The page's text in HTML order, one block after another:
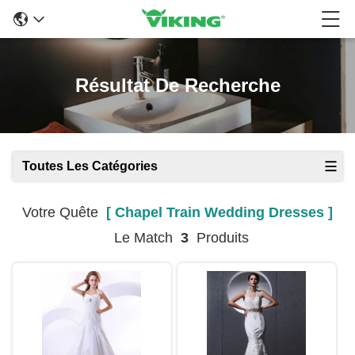
Résultat De Recherche
Toutes Les Catégories
Votre Quête [ Chapel Train Wedding Dresses ]
Le Match 3 Produits